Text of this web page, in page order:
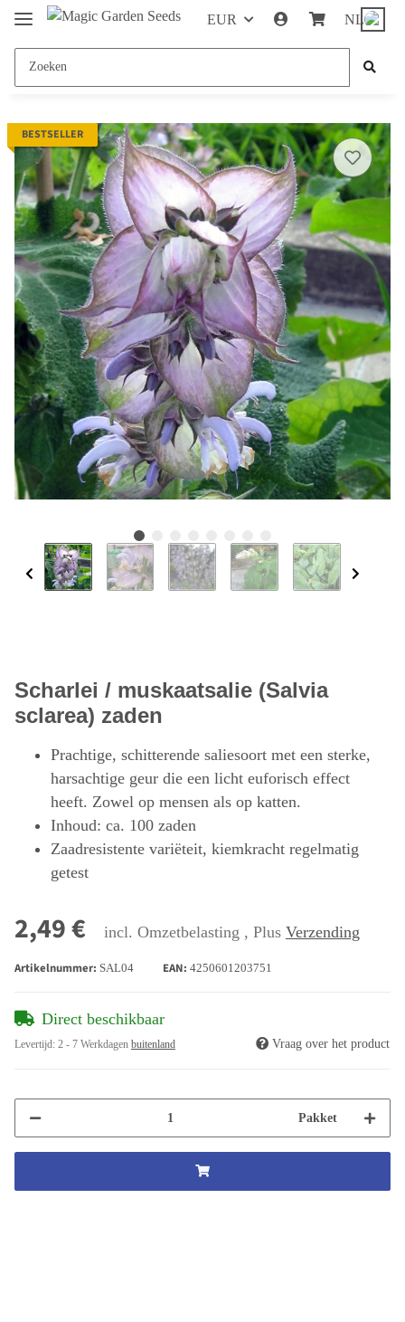
EUR NL
BESTSELLER
Scharlei / muskaatsalie (Salvia
sclarea) zaden
Prachtige, schitterende saliesoort met een sterke,
harsachtige geur die een licht euforisch effect
heeft. Zowel op mensen als op katten.
Inhoud: ca. 100 zaden
Zaadresistente variëteit, kiemkracht regelmatig
getest
2,49 € incl. Omzetbelasting , Plus Verzending
Artikelnummer: SAL04 EAN: 4250601203751
Direct beschikbaar
Levertijd: 2 - 7 Werkdagen buitenland Vraag over het product
Pakket